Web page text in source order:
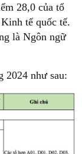
28,0 của tổ
tế quốc tế.
là Ngôn ngữ
2024 như sau: